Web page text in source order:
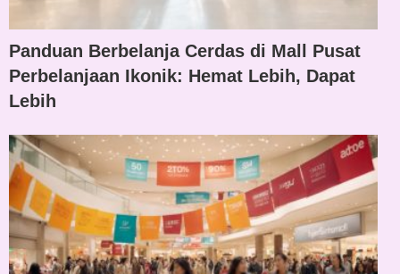
Panduan Berbelanja Cerdas di Mall Pusat
Perbelanjaan Ikonik: Hemat Lebih, Dapat
Lebih